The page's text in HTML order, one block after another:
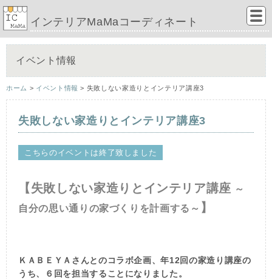
インテリアMaMaコーディネート
イベント情報
ホーム > イベント情報 > 失敗しない家造りとインテリア講座3
失敗しない家造りとインテリア講座3
こちらのイベントは終了致しました
【 失敗しない家造りとインテリア講座 ～
自分の思い通りの家づくりを計画する～ 】
ＫＡＢＥＹＡさんとのコラボ企画、年12回の家造り講座の
うち、６回を担当することになりました。